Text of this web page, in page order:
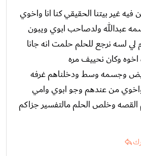
غير بيتنا الحقيقي كنا انا واخوي
عبدالله ولدصاحب ابوي ويبون
لي لسه نرجع للحلم حلمت انه جانا
وكان نحييف مره
وجسمه وسط ودخلناهم غرفه
من عندهم وجو ابوي وامي
القصه وخلص الحلم مالتفسير جزاكم